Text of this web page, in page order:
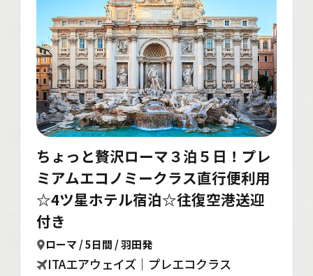
ちょっと贅沢ローマ３泊５日！プレ
ミアムエコノミークラス直行便利用
☆4ツ星ホテル宿泊☆往復空港送迎
付き
ローマ / 5日間 / 羽田発
ITAエアウェイズ｜プレエコクラス